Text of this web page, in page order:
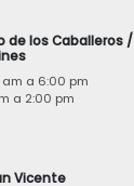
de los Caballeros /
am a 6:00 pm
a 2:00 pm
Vicente